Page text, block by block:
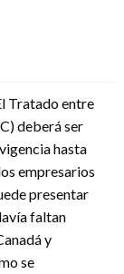
Tratado entre
deberá ser
hasta
empresarios
presentar
faltan
y
se